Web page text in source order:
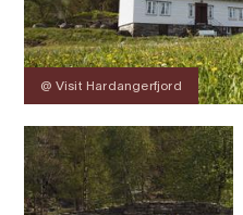
@ Visit Hardangerfjord